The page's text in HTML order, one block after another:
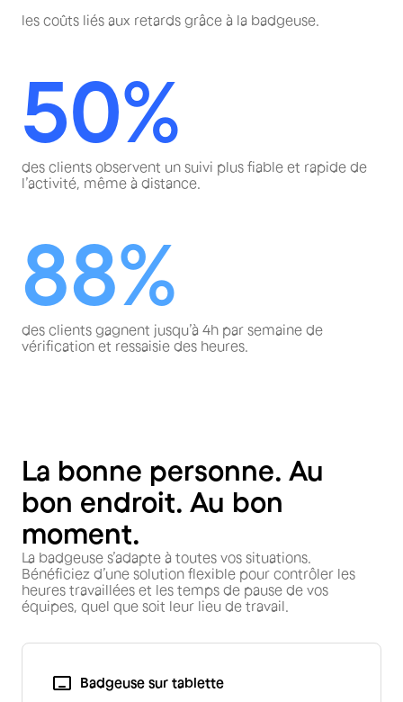
les coûts liés aux retards grâce à la badgeuse.
50%
des clients observent un suivi plus fiable et rapide de
l’activité, même à distance.
88%
des clients gagnent jusqu’à 4h par semaine de
vérification et ressaisie des heures.
La bonne personne. Au
bon endroit. Au bon
moment.
La badgeuse s’adapte à toutes vos situations.
Bénéficiez d’une solution flexible pour contrôler les
heures travaillées et les temps de pause de vos
équipes, quel que soit leur lieu de travail.
Badgeuse sur tablette